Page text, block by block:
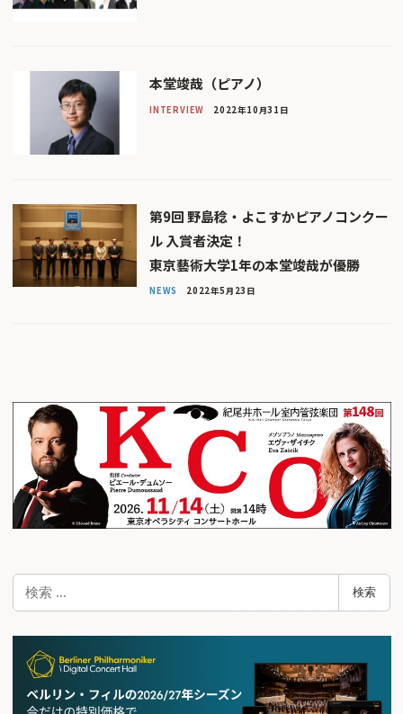
本堂竣哉（ピアノ）
INTERVIEW 2022年10月31日
第9回 野島稔・よこすかピアノコンクー
ル 入賞者決定！
東京藝術大学1年の本堂竣哉が優勝
NEWS 2022年5月23日
検
検索